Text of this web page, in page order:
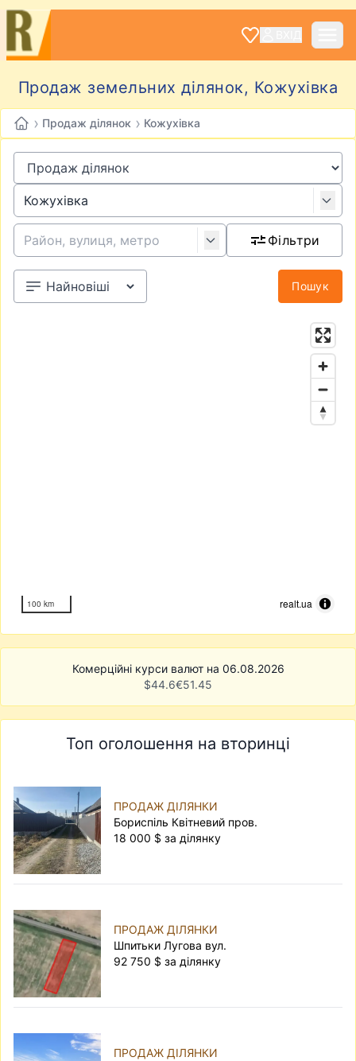
Продаж земельних ділянок, Кожухівка
› Продаж ділянок › Кожухівка
Фільтри
Пошук
100 km realt.ua
Комерційні курси валют на 06.08.2026
$44.6€51.45
Топ оголошення на вторинці
ПРОДАЖ ДІЛЯНКИ
Бориспіль Квітневий пров.
18 000 $ за ділянку
ПРОДАЖ ДІЛЯНКИ
Шпитьки Лугова вул.
92 750 $ за ділянку
ПРОДАЖ ДІЛЯНКИ